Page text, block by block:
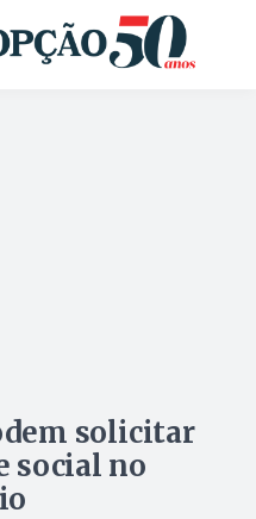
solicitar
social no